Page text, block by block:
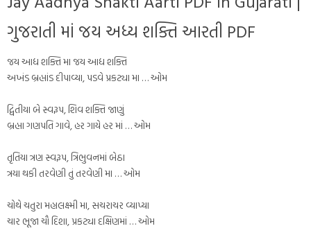
ગુજરાતી માં જય અધ્ય શક્તિ આરતી PDF
જય આદ્ય શક્તિ મા જય આદ્ય શક્તિ
અખંડ બ્રહ્માંડ દીપાવ્યા, પડવે પ્રકટ્યા મા … ઓમ
દ્વિતીયા બે સ્વરૂપ, શિવ શક્તિ જાણું
બ્રહ્મા ગણપતિ ગાવે, હર ગાયે હર માં … ઓમ
તૃતિયા ત્રણ સ્વરૂપ, ત્રિભુવનમાં બેઠા
ત્રયા થકી તરવેણી તું તરવેણી મા … ઓમ
ચોથે ચતુરા મહાલક્ષ્મી મા, સચરાચર વ્યાપ્યા
ચાર ભૂજા ચૌ દિશા, પ્રકટ્યા દક્ષિણમાં … ઓમ